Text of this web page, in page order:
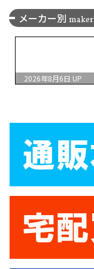
メーカー別 maker
2026年8月6日 UP